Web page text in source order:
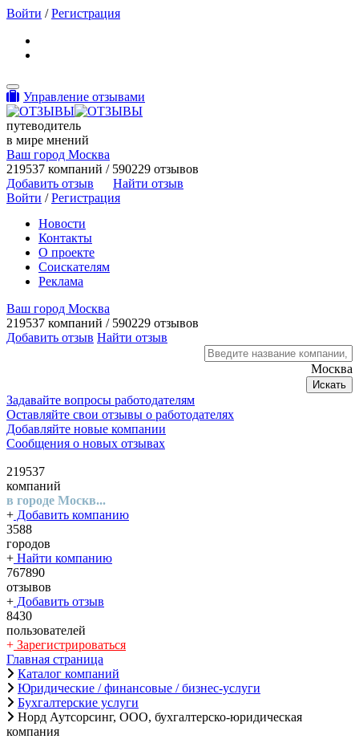
Войти /Регистрация
Toggle navigation
Управление отзывами
путеводитель
в мире мнений
Ваш город Москва
219537 компаний / 590229 отзывов
Добавить отзыв
Найти отзыв
Войти /Регистрация
Новости
Контакты
О проекте
Соискателям
Реклама
Ваш город Москва
219537 компаний / 590229 отзывов
Добавить отзыв Найти отзыв
Москва
Искать
Задавайте вопросы работодателям
Оставляйте свои отзывы о работодателях
Добавляйте новые компании
Сообщения о новых отзывах
219537
компаний
в городе Москв...
+ Добавить компанию
3588
городов
+ Найти компанию
767890
отзывов
+ Добавить отзыв
8430
пользователей
+ Зарегистрироваться
Главная страница
Каталог компаний
Юридические / финансовые / бизнес-услуги
Бухгалтерские услуги
Норд Аутсорсинг, ООО, бухгалтерско-юридическая
компания